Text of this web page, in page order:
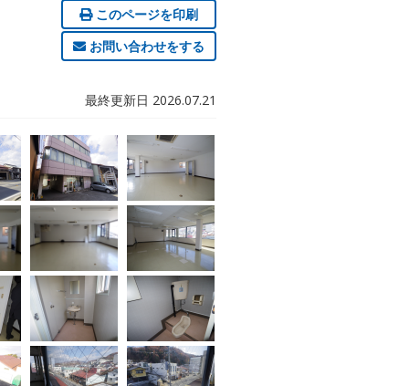
このページを印刷
お問い合わせをする
最終更新日 2026.07.21